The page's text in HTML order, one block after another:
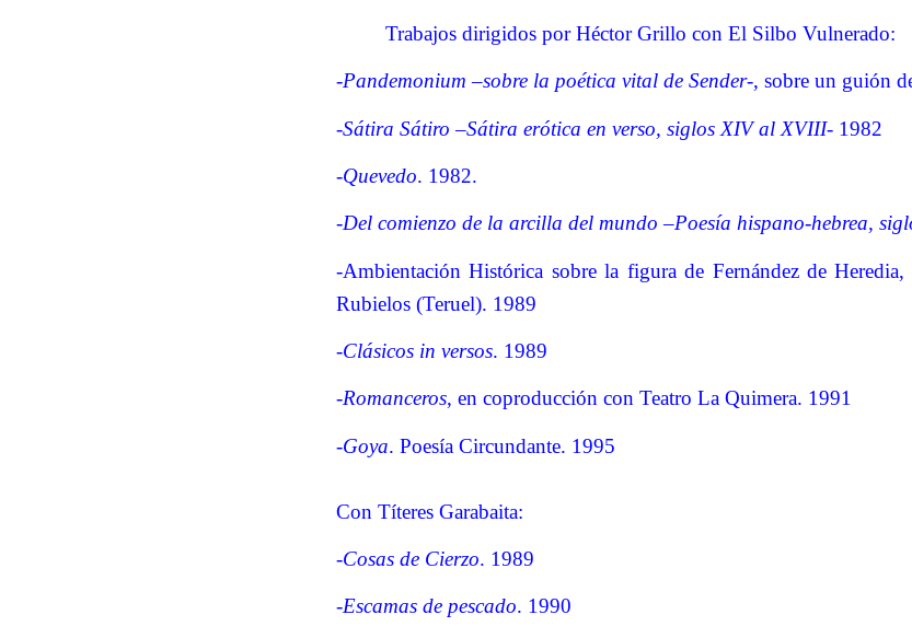
Trabajos dirigidos por Héctor Grillo con El Silbo Vulnerado:
-Pandemonium –sobre la poética vital de Sender-, sobre un guión
-Sátira Sátiro –Sátira erótica en verso, siglos XIV al XVIII- 1982
-Quevedo. 1982.
-Del comienzo de la arcilla del mundo –Poesía hispano-hebrea,
-Ambientación Histórica sobre la figura de Fernández de
Rubielos (Teruel). 1989
-Clásicos in versos. 1989
-Romanceros, en coproducción con Teatro La Quimera. 1991
-Goya. Poesía Circundante. 1995
Con Títeres Garabaita:
-Cosas de Cierzo. 1989
-Escamas de pescado. 1990